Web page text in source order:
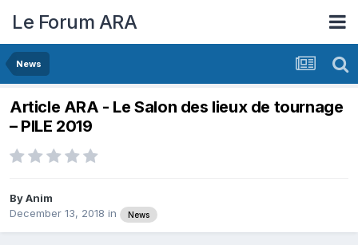
Le Forum ARA
News
Article ARA - Le Salon des lieux de tournage
– PILE 2019
ByAnim
December 13, 2018 in News